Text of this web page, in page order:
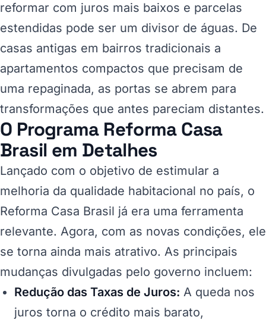
reformar com juros mais baixos e parcelas
estendidas pode ser um divisor de águas. De
casas antigas em bairros tradicionais a
apartamentos compactos que precisam de
uma repaginada, as portas se abrem para
transformações que antes pareciam distantes.
O Programa Reforma Casa
Brasil em Detalhes
Lançado com o objetivo de estimular a
melhoria da qualidade habitacional no país, o
Reforma Casa Brasil já era uma ferramenta
relevante. Agora, com as novas condições, ele
se torna ainda mais atrativo. As principais
mudanças divulgadas pelo governo incluem:
Redução das Taxas de Juros: A queda nos
juros torna o crédito mais barato,